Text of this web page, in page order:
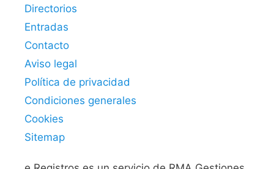
Directorios
Entradas
Contacto
Aviso legal
Política de privacidad
Condiciones generales
Cookies
Sitemap